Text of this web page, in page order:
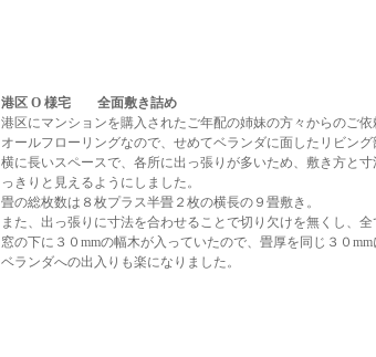
港区 O 様宅 全面敷き詰め
港区にマンションを購入されたご年配の姉妹の方々からのご依
オールフローリングなので、せめてベランダに面したリビン
横に長いスペースで、各所に出っ張りが多いため、敷き方と
っきりと見えるようにしました。
畳の総枚数は８枚プラス半畳２枚の横長の９畳敷き。
また、出っ張りに寸法を合わせることで切り欠けを無くし、全
窓の下に３０mmの幅木が入っていたので、畳厚を同じ３０
ベランダへの出入りも楽になりました。